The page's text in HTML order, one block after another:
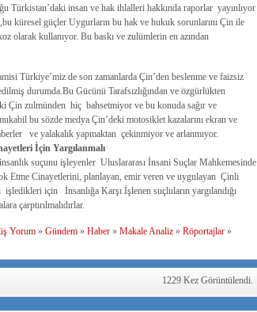
Türkistan’daki insan ve hak ihlalleri hakkında raporlar yayınlıyor
küresel güçler Uygurların bu hak ve hukuk sorunlarını Çin ile
olarak kullanıyor. Bu baskı ve zulümlerin en azından
Türkiye’miz de son zamanlarda Çin’den beslenme ve faizsiz
durumda.Bu Gücünü Tarafsızlığından ve özgürlükten
Çin zulmünden hiç bahsetmiyor ve bu konuda sağır ve
bu sözde medya Çin’deki motosiklet kazalarını ekran ve
ve yalakalık yapmaktan çekinmiyor ve arlanmıyor.
İçin Yargılanmalı
suçunu işleyenler Uluslararası İnsani Suçlar Mahkemesinde
Etme Cinayetlerini, planlayan, emir veren ve uygulayan Çinli
için İnsanlığa Karşı İşlenen suçluların yargılandığı
çarptırılmalıdırlar.
Yorum» Gündem» Haber» Makale Analiz» Röportajlar»
1229 Kez Görüntülendi.